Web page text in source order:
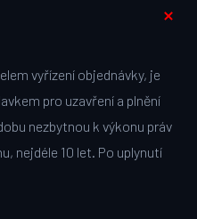
vyřízení objednávky, je
pro uzavření a plnění
nezbytnou k výkonu práv
nejdéle 10 let. Po uplynutí